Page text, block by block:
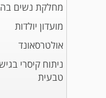
מחלקת נשים
מועדון יולדות
אולטרסאונד
ניתוח קיסרי
טבעית